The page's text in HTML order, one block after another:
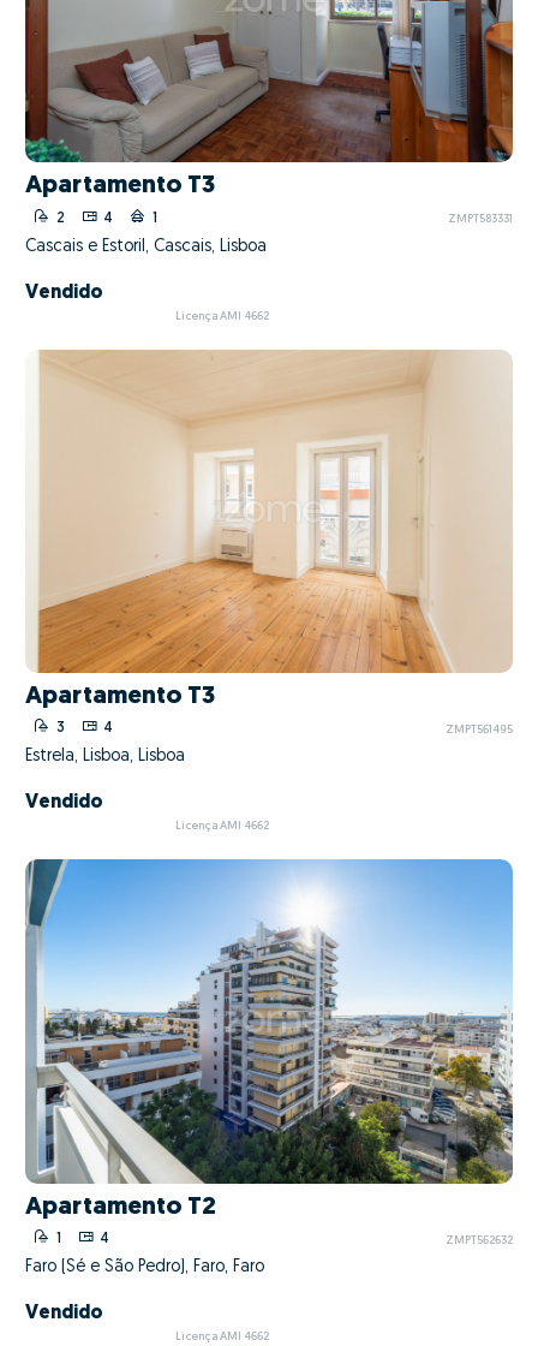
Apartamento T3
2 4 1 ZMPT583331
Cascais e Estoril, Cascais, Lisboa
Vendido
Licença AMI 4662
Apartamento T3
3 4 ZMPT561495
Estrela, Lisboa, Lisboa
Vendido
Licença AMI 4662
Apartamento T2
4 ZMPT562632
Faro (Sé e São Pedro), Faro, Faro
Vendido
Licença AMI 4662